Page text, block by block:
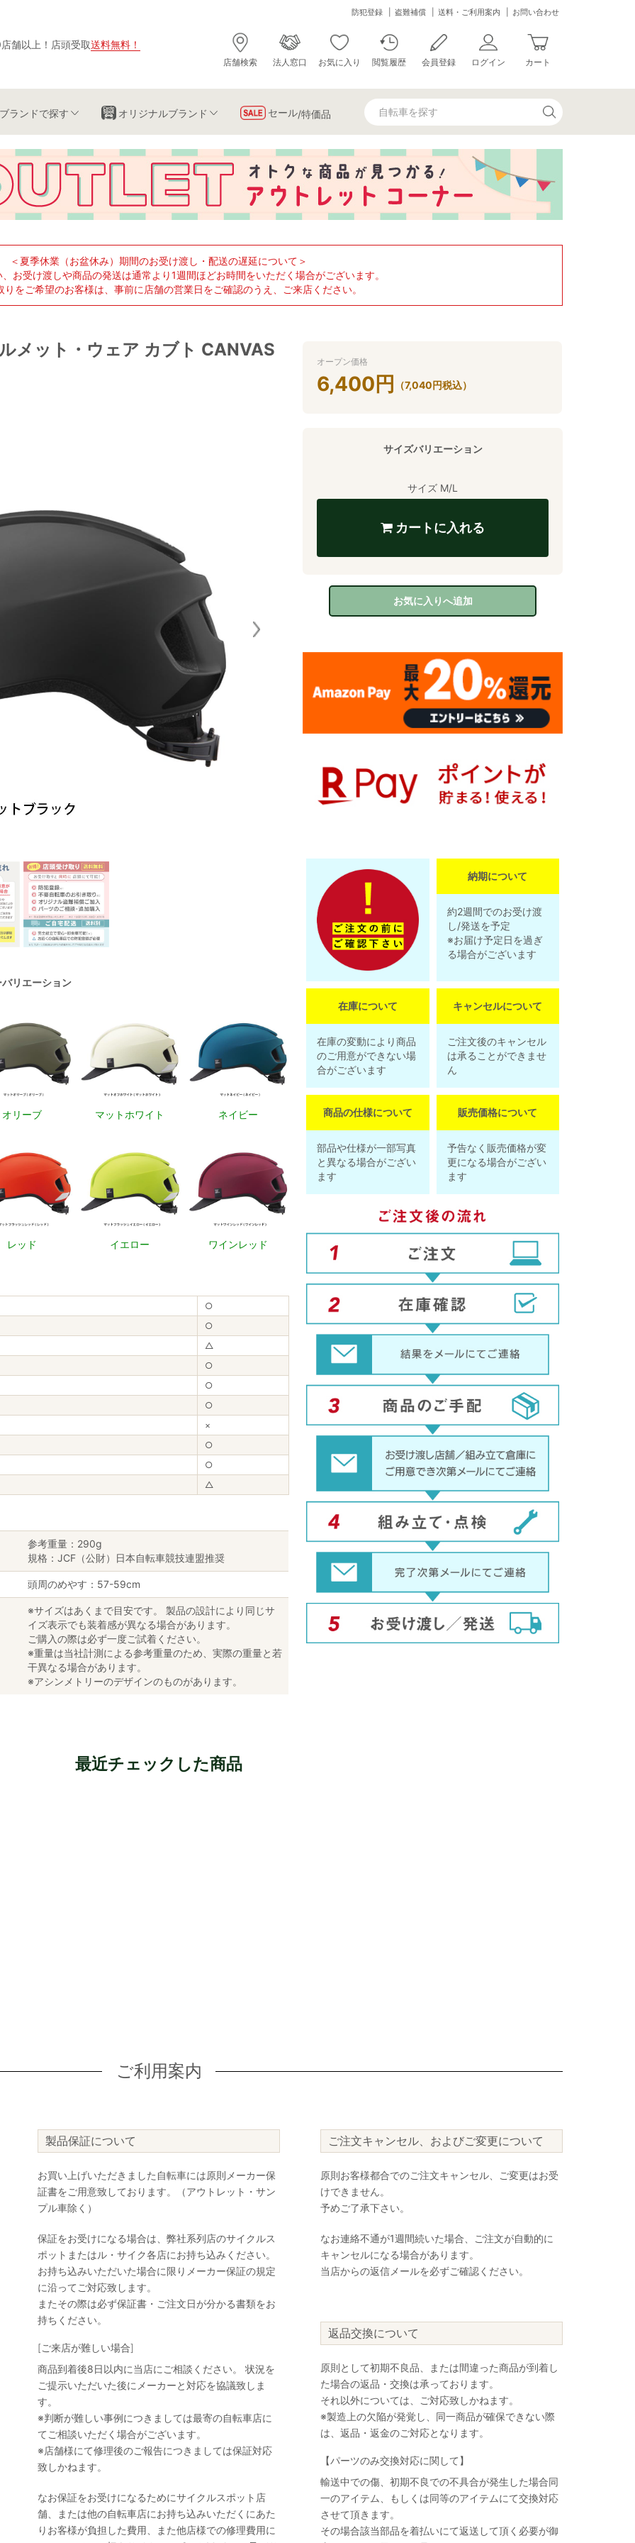
舗以上 ！ 店頭受取送料無料 ！
防犯登録 盗難補償 送料・ご利用案内 お問い合わせ
店舗検索 法人窓口 お気に入り 閲覧履歴 会員登録 ログイン カート
ランドで探す オリジナルブランド セール/特価品
＜夏季休業（お盆休み）期間のお受け渡し・配送の遅延について＞
お受け渡しや商品の発送は通常より1週間ほどお時間をいただく場合がございます。
りをご希望のお客様は、事前に店舗の営業日をご確認のうえ、ご来店ください。
メット・ウェア カブト CANVAS
リエーション
オリーブ マットホワイト ネイビー
レッド イエロー ワインレッド
○
○
△
○
○
○
×
○
○
△
参考重量：290g
規格：JCF（公財）日本自転車競技連盟推奨
頭周のめやす：57-59cm
※サイズはあくまで目安です。 製品の設計により同じサ
イズ表示でも装着感が異なる場合があります。
ご購入の際は必ず一度ご試着ください。
※重量は当社計測による参考重量のため、実際の重量と若
干異なる場合があります。
※アシンメトリーのデザインのものがあります。
オープン価格
6,400 円 （7,040円税込）
サイズバリエーション
サイズ M/L
カートに入れる
お気に入りへ追加
納期について
約2週間でのお受け渡
し/発送を予定
※お届け予定日を過ぎ
る場合がございます
在庫について
在庫の変動により商品
のご用意ができない場
合がございます
キャンセルについて
ご注文後のキャンセル
は承ることができませ
ん
商品の仕様について
部品や仕様が一部写真
と異なる場合がござい
ます
販売価格について
予告なく販売価格が変
更になる場合がござい
ます
最近チェックした商品
ご利用案内
製品保証について
お買い上げいただきました自転車には原則メーカー保
証書をご用意致しております。（アウトレット・サン
プル車除く）
保証をお受けになる場合は、弊社系列店のサイクルス
ポットまたはル・サイク各店にお持ち込みください。
お持ち込みいただいた場合に限りメーカー保証の規定
に沿ってご対応致します。
またその際は必ず保証書・ご注文日が分かる書類をお
持ちください。
[ご来店が難しい場合]
商品到着後8日以内に当店にご相談ください。 状況を
ご提示いただいた後にメーカーと対応を協議致しま
す。
※判断が難しい事例につきましては最寄の自転車店に
てご相談いただく場合がございます。
※店舗様にて修理後のご報告につきましては保証対応
致しかねます。
なお保証をお受けになるためにサイクルスポット店
舗、または他の自転車店にお持ち込みいただくにあた
りお客様が負担した費用、また他店様での修理費用に
ご注文キャンセル、およびご変更について
原則お客様都合でのご注文キャンセル、ご変更はお受
けできません。
予めご了承下さい。
なお連絡不通が1週間続いた場合、ご注文が自動的に
キャンセルになる場合があります。
当店からの返信メールを必ずご確認ください。
返品交換について
原則として初期不良品、または間違った商品が到着し
た場合の返品・交換は承っております。
それ以外については、ご対応致しかねます。
※製造上の欠陥が発覚し、同一商品が確保できない際
は、返品・返金のご対応となります。
【パーツのみ交換対応に関して】
輸送中での傷、初期不良での不具合が発生した場合同
一のアイテム、もしくは同等のアイテムにて交換対応
させて頂きます。
その場合該当部品を着払いにて返送して頂く必要が御